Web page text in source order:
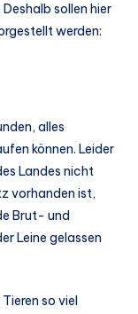
sollen hier
werden:
alles
können. Leider
Landes nicht
vorhanden ist,
Brut- und
Leine gelassen
so viel